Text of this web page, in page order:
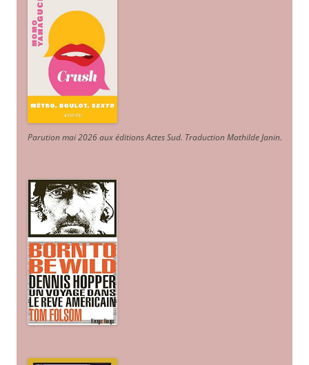
Parution mai 2026 aux éditions Actes Sud. Traduction Mathilde Janin.